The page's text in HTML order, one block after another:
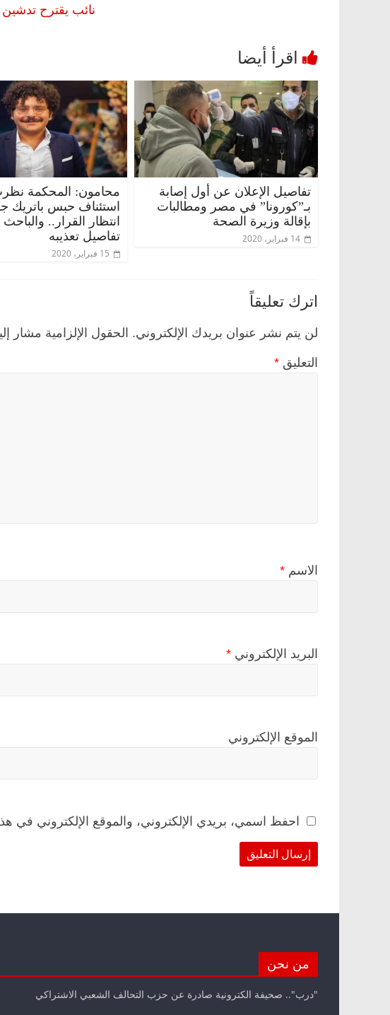
نائب يقترح
تفاصيل الإعلان عن أول إصابة
بـ”كورونا” في مصر ومطالبات
بإقالة وزيرة الصحة
14 فبراير، 2020
محامون: المحكمة
استئناف حبس باتريك
انتظار القرار..
تفاصيل تعذيبه
15 فبراير، 2020
اترك تعليقاً
لن يتم نشر عنوان بريدك الإلكتروني. الحقول الإلزامية مشار
التعليق *
الاسم *
البريد الإلكتروني *
الموقع الإلكتروني
احفظ اسمي، بريدي الإلكتروني، والموقع الإلكتروني في
ناس وناس
ميلاده وحيداً على أبواب
من نحن
"درب".. صحيفة الكترونية صادرة عن حزب التحالف الشعبي الاشتراكي